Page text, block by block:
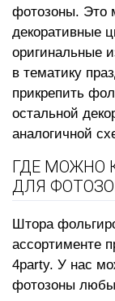
фотозоны. Это
декоративные
оригинальные
в тематику
прикрепить
остальной
аналогичной
ГДЕ МОЖНО
ДЛЯ
Штора
ассортименте
4party. У нас
фотозоны